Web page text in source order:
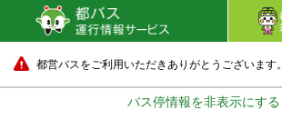
都営バスをご利用いただきありがとうございます。
バス停情報を非表示にする